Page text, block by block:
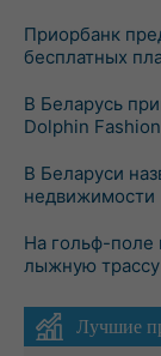
Приорбанк
бесплатных
В Беларусь
Dolphin
В Беларуси
недвижимости
На гольф-поле
лыжную трассу
Лучшие